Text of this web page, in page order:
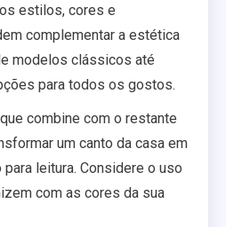
estilos, cores e
complementar a estética
modelos clássicos até
para todos os gostos.
combine com o restante
um canto da casa em
leitura. Considere o uso
com as cores da sua